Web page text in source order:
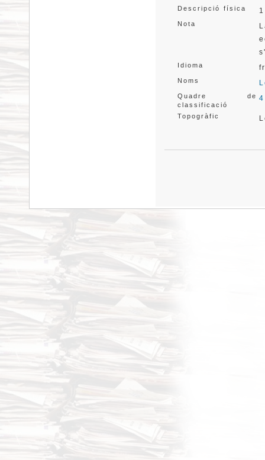
Descripció física
Nota
Idioma
Noms
Quadre de
classificació
Topogràfic